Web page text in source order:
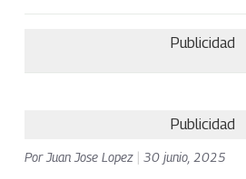
Publicidad
Publicidad
Por Juan Jose Lopez 30 junio, 2025